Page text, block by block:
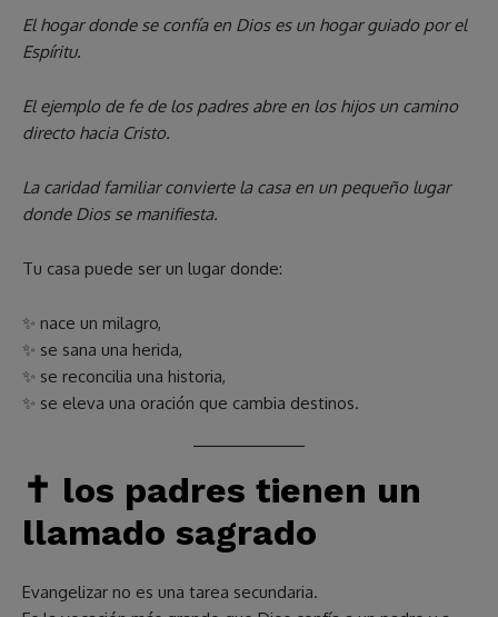
El hogar donde se confía en Dios es un hogar guiado por el
Espíritu.
El ejemplo de fe de los padres abre en los hijos un camino
directo hacia Cristo.
La caridad familiar convierte la casa en un pequeño lugar
donde Dios se manifiesta.
Tu casa puede ser un lugar donde:
✨ nace un milagro,
✨ se sana una herida,
✨ se reconcilia una historia,
✨ se eleva una oración que cambia destinos.
✝️ los padres tienen un
llamado sagrado
Evangelizar no es una tarea secundaria.